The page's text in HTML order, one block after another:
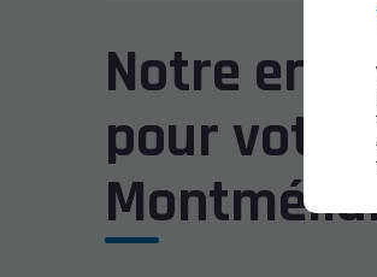
Notre
pour